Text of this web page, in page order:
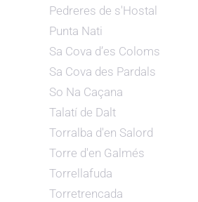
Pedreres de s'Hostal
Punta Nati
Sa Cova d’es Coloms
Sa Cova des Pardals
So Na Caçana
Talatí de Dalt
Torralba d'en Salord
Torre d'en Galmés
Torrellafuda
Torretrencada